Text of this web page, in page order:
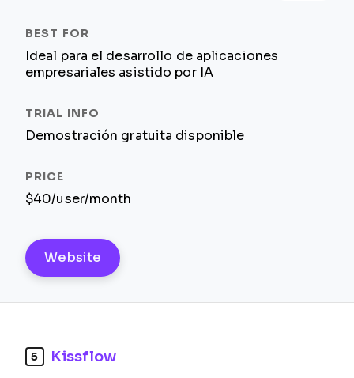
Ideal para el desarrollo de aplicaciones
empresariales asistido por IA
Demostración gratuita disponible
$40/user/month
Website
5 Kissflow